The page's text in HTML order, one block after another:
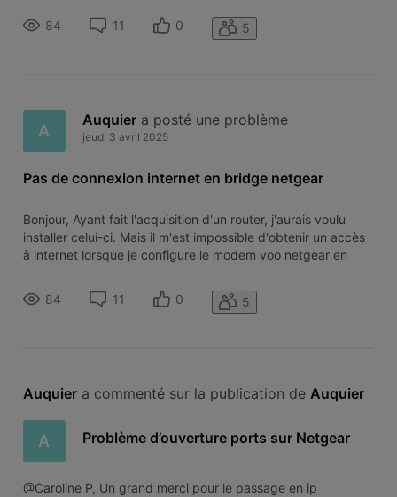
même souci, j'ai donc effectué les différentes manipulations
84 11 0 5
A
Auquier a posté une problème
jeudi 3 avril 2025
Pas de connexion internet en bridge netgear
Bonjour, Ayant fait l'acquisition d'un router, j'aurais voulu
installer celui-ci. Mais il m'est impossible d'obtenir un accès
à internet lorsque je configure le modem voo netgear en
même souci, j'ai donc effectué les différentes manipulations
84 11 0 5
Auquier a commenté sur la publication de Auquier
A Problème d’ouverture ports sur Netgear
@Caroline P, Un grand merci pour le passage en ip